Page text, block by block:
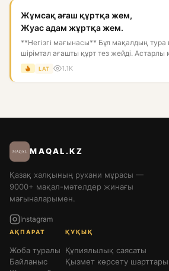
Жұмсақ ағаш құртқа жем,
Жуас адам жұртқа жем.
**Негізгі мағынасы** Бұл мақалдың
шірімтал ағашты құрт тез жейді. Астарлы
босаң,...
LAT 1.1K
MAQAL.KZ
Қазақ халқының рухани мұрасы —
9000+ мақал-мәтелдер жинағы
мағыналарымен.
Instagram
АҚПАРАТ
Жоба туралы
Байланыс
ҚҰҚЫҚ
Құпиялылық саясаты
Қызмет көрсету шарттары